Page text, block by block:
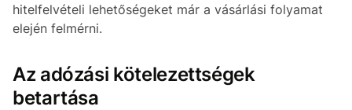
hitelfelvételi lehetőségeket már a vásárlási folyamat
elején felmérni.
Az adózási kötelezettségek
betartása